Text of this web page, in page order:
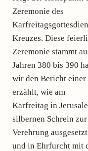
Zeremonie des
Kreuzes. Diese
Zeremonie stammt
Jahren 380 bis 390
wir den Bericht einer
erzählt, wie am
Karfreitag in
silbernen Schrein zur
Verehrung
und in Ehrfurcht mit